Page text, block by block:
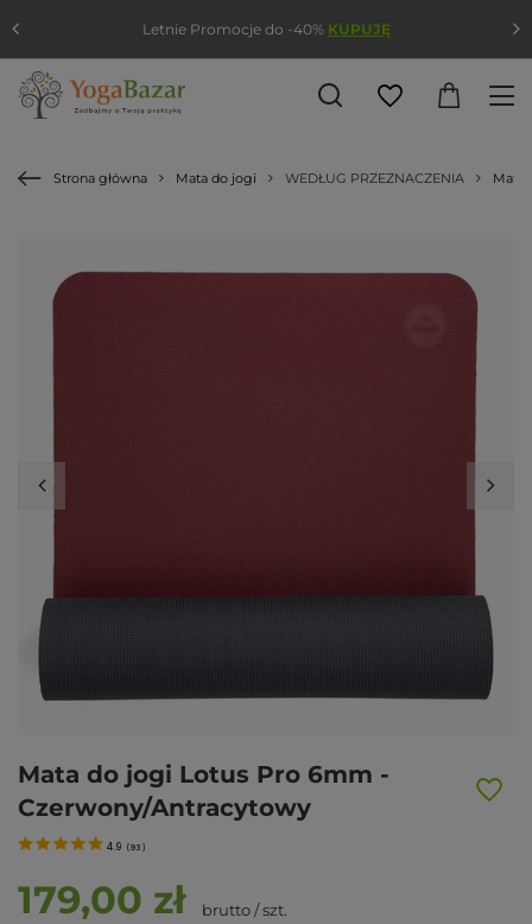
Strona główna Mata do jogi WEDŁUG PRZEZNACZENIA Mata
Mata do jogi Lotus Pro 6mm -
Czerwony/Antracytowy
4.9 (93 )
179,00 zł brutto/szt.
Letnie Promocje do -40% KUPUJĘ